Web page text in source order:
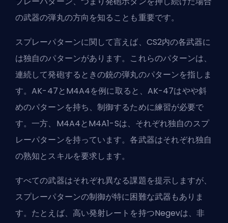
の武器の弾丸の方向を知ることも重要です。
スプレーパターンに関して言えば、CS2内の各武器に
は独自のパターンがあります。これらのパターンは、
連続して発砲するときの銃の弾丸のパターンを指しま
す。AK-47とM4A4を例に取ると、AK-47はやや斜
めのパターンを持ち、制御するために練習が必要で
す。一方、M4A4とM4A1-Sは、それぞれ独自のスプ
レーパターンを持っています。各武器はそれぞれ独自
の熟知とスキルを要求します。
すべての武器はそれぞれ異なる課題を提示しますが、
スプレーパターンの制御が特に困難な武器もありま
す。たとえば、高い発射レートを持つNegevは、非